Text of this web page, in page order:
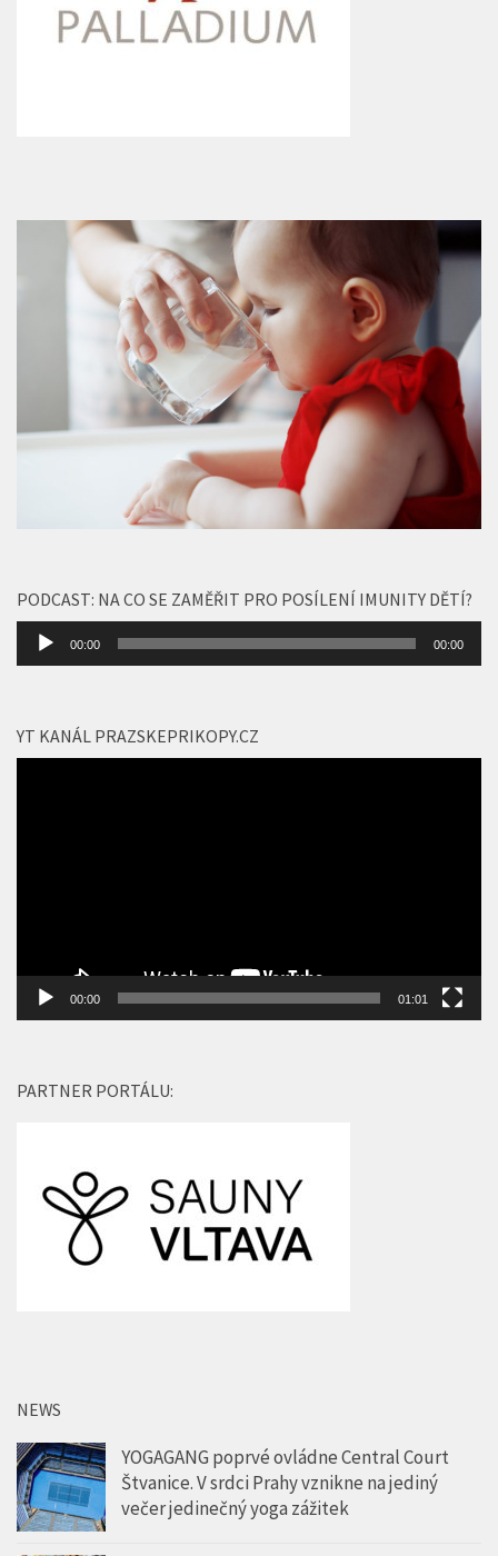
PODCAST: NA CO SE ZAMĚŘIT PRO POSÍLENÍ IMUNITY DĚTÍ?
Audio
přehrávač
00:00 00:00
YT KANÁL PRAZSKEPRIKOPY.CZ
00:00 01:01
PARTNER PORTÁLU:
NEWS
YOGAGANG poprvé ovládne Central Court
Štvanice. V srdci Prahy vznikne na jediný
večer jedinečný yoga zážitek